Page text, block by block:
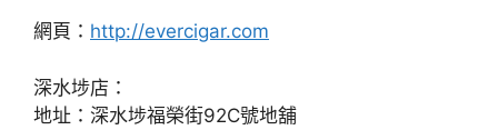
網頁： http://evercigar.com
深水埗店：
地址：深水埗福榮街92C號地舖